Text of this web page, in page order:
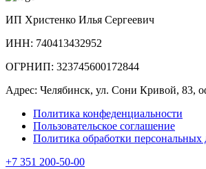
ИП Христенко Илья Сергеевич
ИНН: 740413432952
ОГРНИП: 323745600172844
Адрес: Челябинск, ул. Сони Кривой, 83,
Политика конфеденциальности
Пользовательское соглашение
Политика обработки
+7 351 200-50-00